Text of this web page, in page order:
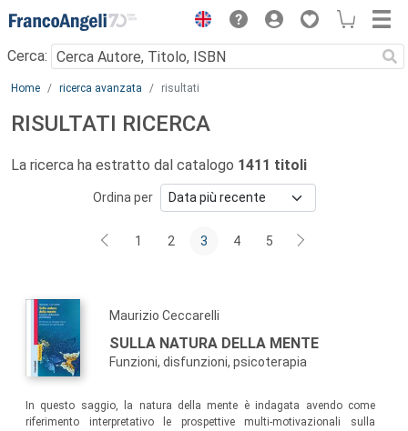
Menu
Cerca:
Main content
Home ricerca avanzata risultati
RISULTATI RICERCA
La ricerca ha estratto dal catalogo 1411 titoli
Ordina per
1 2 3 4 5
Maurizio Ceccarelli
SULLA NATURA DELLA MENTE
Funzioni, disfunzioni, psicoterapia
In questo saggio, la natura della mente è indagata avendo come
riferimento interpretativo le prospettive multi-motivazionali sulla